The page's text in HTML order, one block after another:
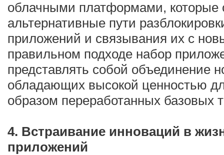
облачными платформами, которые
альтернативные пути
приложений и связывания их с
правильном подходе набор
представлять собой объединение
обладающих высокой ценностью
образом переработанных базовых
4. Встраивание инноваций в
приложений